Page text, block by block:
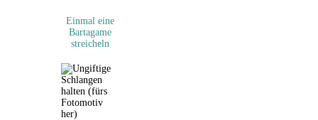
Einmal eine
Bartagame
streicheln